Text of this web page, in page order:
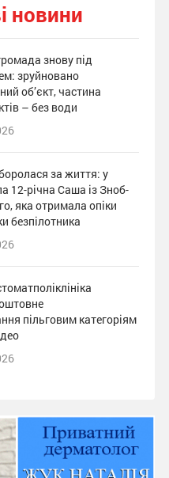
новини
знову під
зруйновано
об’єкт, частина
– без води
за життя: у
12-річна Саша із Зноб-
яка отримала опіки
безпілотника
пільговим категоріям